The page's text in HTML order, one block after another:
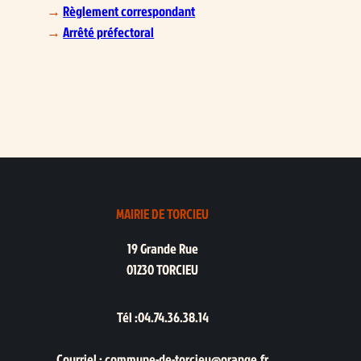
→Règlement correspondant
→Arrêté préfectoral
MAIRIE DE TORCIEU
19 Grande Rue
01230 TORCIEU
Tél :04.74.36.38.14